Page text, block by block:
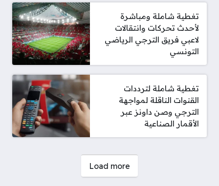
تغطية شاملة ومباشرة
لأحدث تحركات وانتقالات
لاعبي فريق الترجي الرياضي
التونسي
تغطية شاملة لترددات
القنوات الناقلة لمواجهة
الترجي وصن داونز عبر
الأقمار الصناعية
Load more